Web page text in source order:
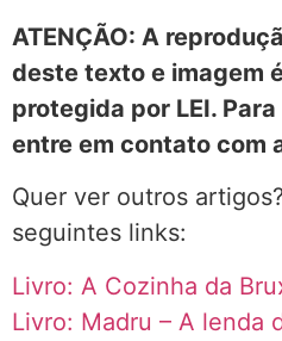
ATENÇÃO: A
deste texto e imagem
protegida por LEI.
entre em contato com
Quer ver outros
seguintes links:
Livro: A Cozinha da
Livro: Madru – A lenda